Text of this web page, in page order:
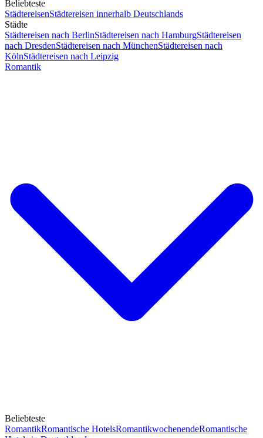
Beliebteste
StädtereisenStädtereisen innerhalb Deutschlands
Städte
Städtereisen nach BerlinStädtereisen nach HamburgStädtereisen
nach DresdenStädtereisen nach MünchenStädtereisen nach
KölnStädtereisen nach Leipzig
Romantik
Beliebteste
RomantikRomantische HotelsRomantikwochenendeRomantische